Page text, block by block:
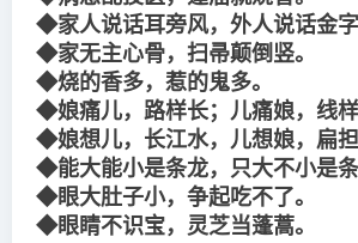
◆家人说话耳旁风，外人说话金字
◆家无主心骨，扫帚颠倒竖。
◆烧的香多，惹的鬼多。
◆娘痛儿，路样长；儿痛娘，线样
◆娘想儿，长江水，儿想娘，扁担
◆能大能小是条龙，只大不小是条
◆眼大肚子小，争起吃不了。
◆眼睛不识宝，灵芝当蓬蒿。